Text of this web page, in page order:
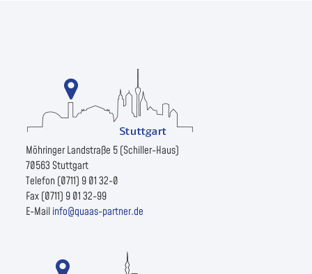
Möhringer Landstraße 5 (Schiller-Haus)
70563 Stuttgart
Telefon (0711) 9 01 32-0
Fax (0711) 9 01 32-99
E-Mailinfo@quaas-partner.de